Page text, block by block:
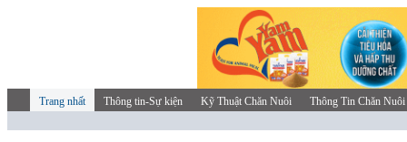
Trang nhất Thông tin-Sự kiện Kỹ Thuật Chăn Nuôi Thông Tin Chăn Nuôi